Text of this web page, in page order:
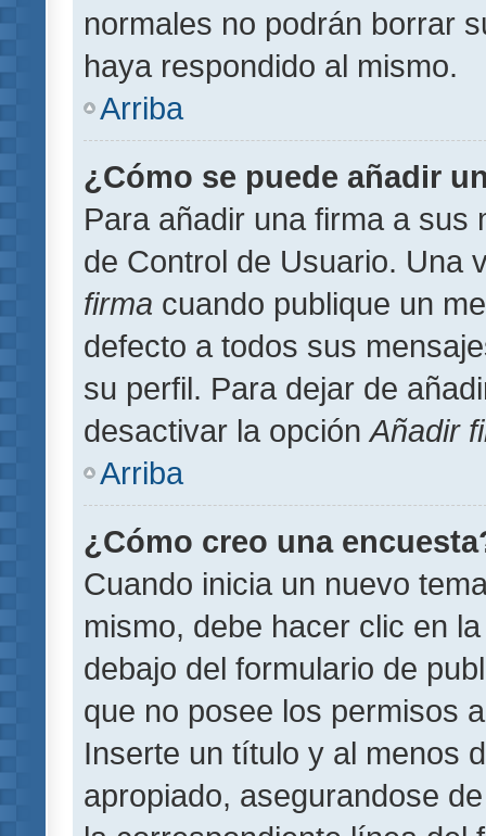
normales no podrán borrar
haya respondido al mismo.
Arriba
¿Cómo se puede añadir
Para añadir una firma a sus
de Control de Usuario. Una
firma cuando publique un
defecto a todos sus
su perfil. Para dejar de
desactivar la opción Añadir
Arriba
¿Cómo creo una
Cuando inicia un nuevo
mismo, debe hacer clic en
debajo del formulario de
que no posee los permisos
Inserte un título y al menos
apropiado, asegurandose